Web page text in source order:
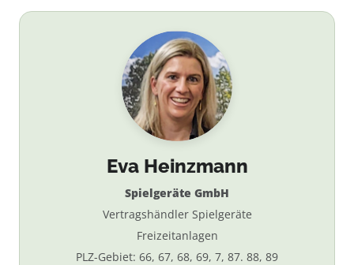
Eva Heinzmann
Spielgeräte GmbH
Vertragshändler Spielgeräte
Freizeitanlagen
PLZ-Gebiet: 66, 67, 68, 69, 7, 87. 88, 89